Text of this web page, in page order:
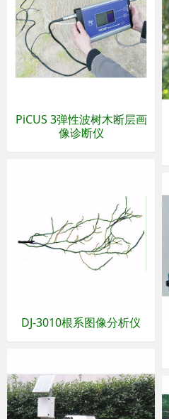
PiCUS 3弹性波树木断层画
像诊断仪
DJ-3010根系图像分析仪